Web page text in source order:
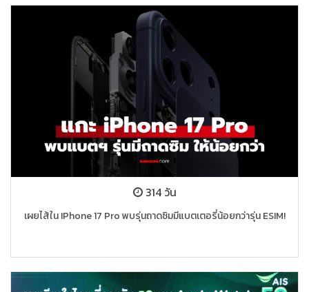
314 วัน
เผยไส้ใน IPhone 17 Pro พบรุ่นถาดซิมมีแบตเตอรี่น้อยกว่ารุ่น ESIM!